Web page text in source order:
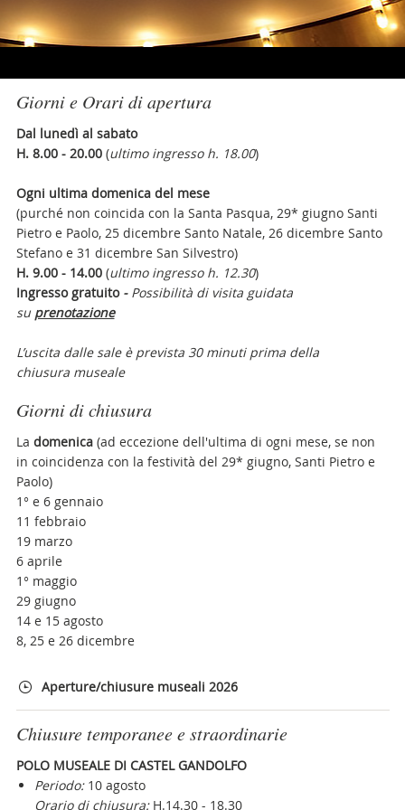
Giorni e Orari di apertura
Dal lunedì al sabato
H. 8.00 - 20.00 (ultimo ingresso h. 18.00)
Ogni ultima domenica del mese
(purché non coincida con la Santa Pasqua, 29* giugno Santi
Pietro e Paolo, 25 dicembre Santo Natale, 26 dicembre Santo
Stefano e 31 dicembre San Silvestro)
H. 9.00 - 14.00(ultimo ingresso h. 12.30)
Ingresso gratuito- Possibilità di visita guidata
su prenotazione
L’uscita dalle sale è prevista 30 minuti prima della
chiusura museale
Giorni di chiusura
La domenica(ad eccezione dell'ultima di ogni mese, se non
in coincidenza con la festività del 29* giugno, Santi Pietro e
Paolo)
1° e 6 gennaio
11 febbraio
19 marzo
6 aprile
1° maggio
29 giugno
14 e 15 agosto
8, 25 e 26 dicembre
Aperture/chiusure museali 2026
Chiusure temporanee e straordinarie
POLO MUSEALE DI CASTEL GANDOLFO
Periodo: 10 agosto
Orario di chiusura:H.14.30 - 18.30